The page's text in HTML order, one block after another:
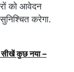
को आवेदन
करेगा.
कुछ नया –